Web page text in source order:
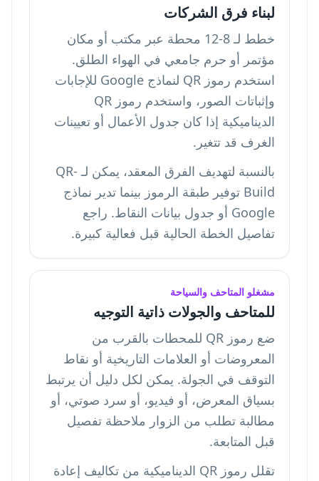
لبناء فرق الشركات
خطط لـ 8-12 محطة عبر مكتب أو مكان
مؤتمر أو حرم جامعي في الهواء الطلق.
استخدم رموز QR لنماذج Google للإجابات
وإثباتات الصور، واستخدم رموز QR
الديناميكية إذا كان جدول الأعمال أو تعيينات
الغرف قد تتغير.
بالنسبة لتهديف الفرق المعقد، يمكن لـ QR-
Build توفير طبقة الرموز بينما تدير نماذج
Google أو جدول بيانات النقاط. راجع
تفاصيل الخطة الحالية قبل فعالية كبيرة.
مشغلو المتاحف والسياحة
للمتاحف والجولات ذاتية التوجيه
ضع رموز QR للمحطات بالقرب من
المعروضات أو العلامات التاريخية أو نقاط
التوقف في الجولة. يمكن لكل دليل أن يرتبط
بسياق المعرض، أو فيديو، أو سرد صوتي، أو
مطالبة تطلب من الزوار ملاحظة تفصيل
قبل المتابعة.
تقلل رموز QR الديناميكية من تكاليف إعادة